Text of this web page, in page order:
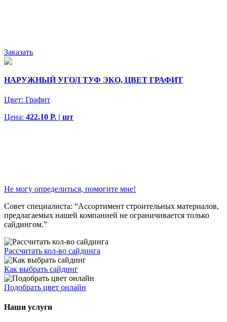
Заказать
НАРУЖНЫЙ УГОЛ ТУФ ЭКО, ЦВЕТ ГРАФИТ
Цвет: Графит
Цена: 422.10 Р. | шт
Не могу определиться, помогите мне!
Совет специалиста: “Ассортимент строительных материалов,
предлагаемых нашей компанией не ограничивается только
сайдингом.”
Рассчитать кол-во сайдинга
Как выбрать сайдинг
Подобрать цвет онлайн
Наши услуги